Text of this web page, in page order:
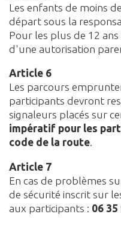
Les enfants de moins
départ sous la
Pour les plus de 12
d'une autorisation
Article 6
Les parcours
participants devront
signaleurs placés sur
impératif pour les
code de la route.
Article 7
En cas de problèmes
de sécurité inscrit sur
aux participants : 06 35